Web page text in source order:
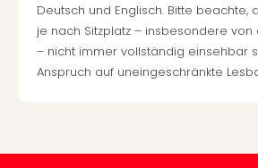
Deutsch und Englisch. Bitte beachte,
je nach Sitzplatz – insbesondere von
– nicht immer vollständig einsehbar
Anspruch auf uneingeschränkte